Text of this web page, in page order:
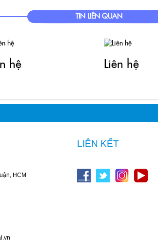
TIN LIÊN QUAN
hệ Liên hệ
HCM
LIÊN KẾT